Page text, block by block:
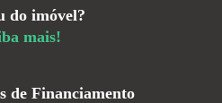
do imóvel?
mais!
de Financiamento